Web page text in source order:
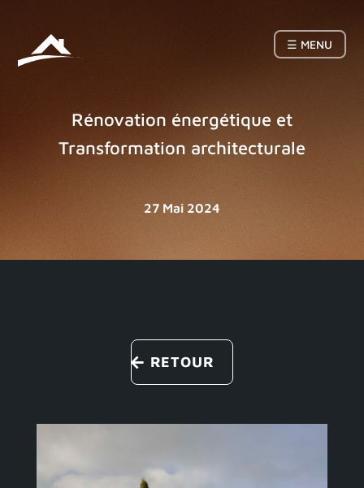
☰ MENU
Rénovation énergétique et
Transformation architecturale
27 Mai 2024
RETOUR